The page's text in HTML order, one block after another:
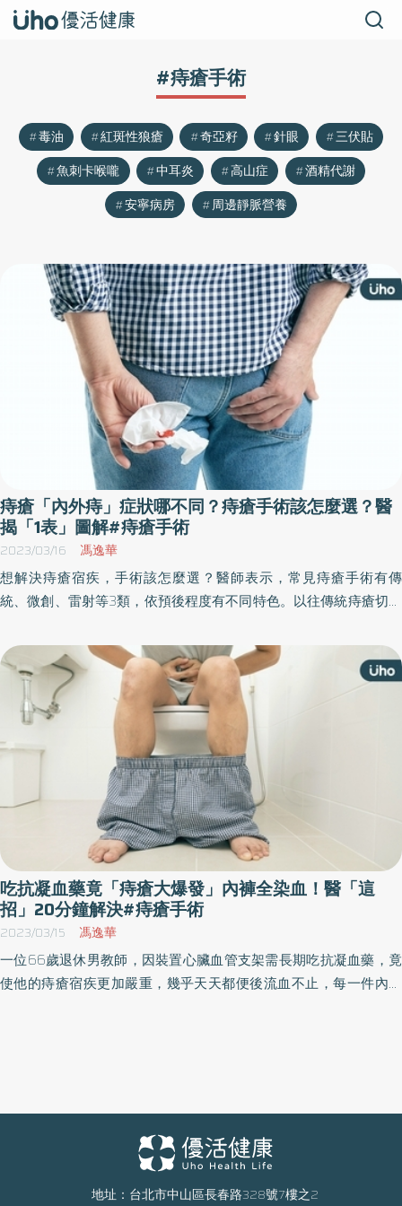
#痔瘡手術
毒油 紅斑性狼瘡 奇亞籽 針眼
三伏貼
魚刺卡喉嚨
中耳炎 高山症
酒精代謝
安寧病房
周邊靜脈營養
痔瘡「內外痔」症狀哪不同？痔瘡手術該怎麼選？醫
揭「1表」圖解#痔瘡手術
2023/03/16 馮逸華
想解決痔瘡宿疾，手術該怎麼選？醫師表示，常見痔瘡手術有傳
統、微創、雷射等3類，依預後程度有不同特色。以往傳統痔瘡切除
目前已有微創切除手術及雷射消融手術可選擇，更提供痔瘡手術「1
圖表」比較。
吃抗凝血藥竟「痔瘡大爆發」內褲全染血！醫「這
招」20分鐘解決#痔瘡手術
2023/03/15 馮逸華
一位66歲退休男教師，因裝置心臟血管支架需長期吃抗凝血藥，竟
使他的痔瘡宿疾更加嚴重，幾乎天天都便後流血不止，每一件內褲
地址：台北市中山區長春路328號7樓之2